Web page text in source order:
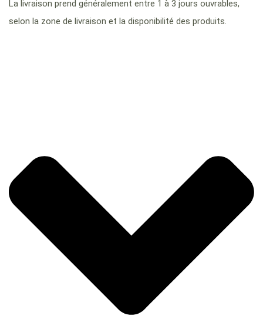
La livraison prend généralement entre 1 à 3 jours ouvrables,
selon la zone de livraison et la disponibilité des produits.